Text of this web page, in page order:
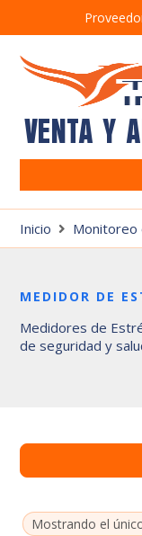
VENTA Y
Tren de
Inicio Monitoreo
MEDIDOR DE
Medidores de
de seguridad y
Mostrando el